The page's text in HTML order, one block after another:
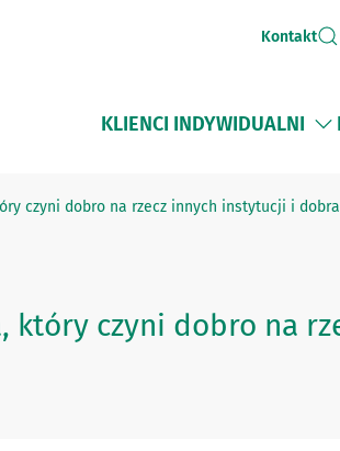
Kontakt
KLIENCI INDYWIDUALNI
czyni dobro na rzecz innych instytucji i
który czyni dobro na